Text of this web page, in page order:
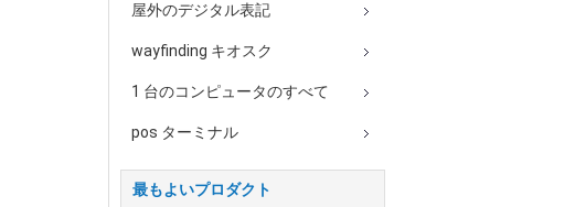
屋外のデジタル表記
wayfinding キオスク
1 台のコンピュータのすべて
pos ターミナル
最もよいプロダクト